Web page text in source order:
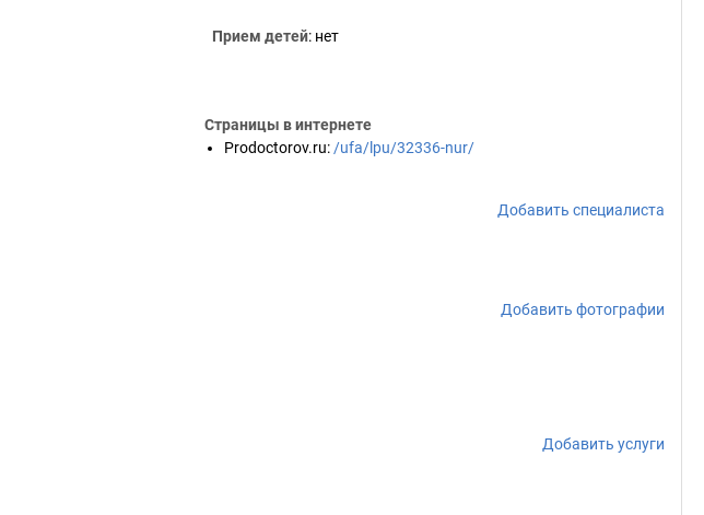
Прием детей: нет
Страницы в интернете
Prodoctorov.ru: /ufa/lpu/32336-nur/
Добавить специалиста
Добавить фотографии
Добавить услуги